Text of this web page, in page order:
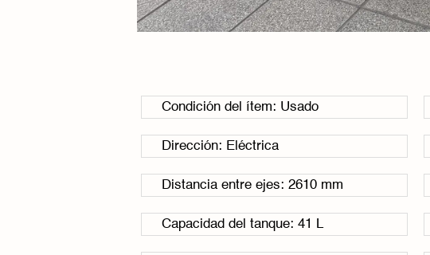
Condición del ítem: Usado
Dirección: Eléctrica
Distancia entre ejes: 2610 mm
Capacidad del tanque: 41 L